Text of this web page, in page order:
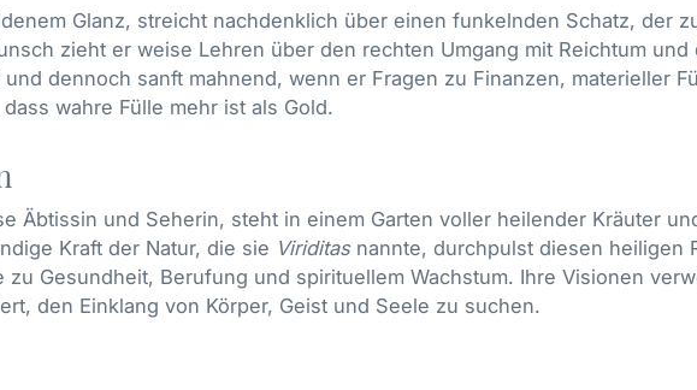
Glanz, streicht nachdenklich über einen funkelnden Schatz, der
zieht er weise Lehren über den rechten Umgang mit Reichtum
dennoch sanft mahnend, wenn er Fragen zu Finanzen, materieller
wahre Fülle mehr ist als Gold.
Äbtissin und Seherin, steht in einem Garten voller heilender Kräuter
Kraft der Natur, die sie Viriditasnannte, durchpulst diesen heiligen
zu Gesundheit, Berufung und spirituellem Wachstum. Ihre Visionen
den Einklang von Körper, Geist und Seele zu suchen.